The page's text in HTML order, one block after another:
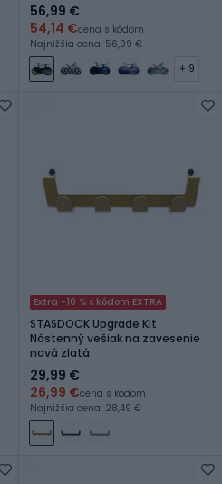
56,99 €
54,14 €cena s kódom
Najnižšia cena: 56,99 €
+ 9
Extra -10 % s kódom EXTRA
STASDOCK Upgrade Kit
Nástenný vešiak na zavesenie
nová zlatá
29,99 €
26,99 €cena s kódom
Najnižšia cena: 28,49 €